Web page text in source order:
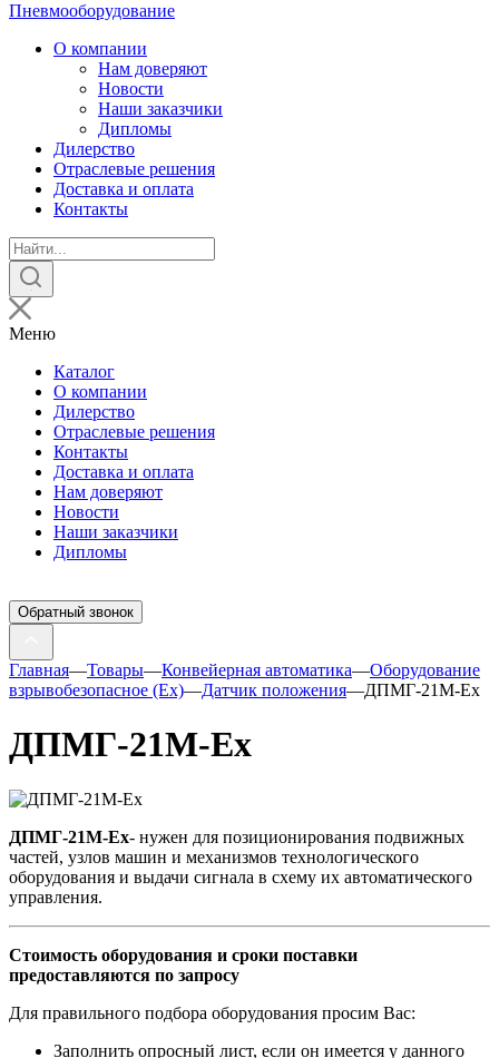
Пневмооборудование
О компании
Нам доверяют
Новости
Наши заказчики
Дипломы
Дилерство
Отраслевые решения
Доставка и оплата
Контакты
Поиск
товаров
Меню
Каталог
О компании
Дилерство
Отраслевые решения
Контакты
Доставка и оплата
Нам доверяют
Новости
Наши заказчики
Дипломы
Обратный звонок
Главная—Товары—Конвейерная автоматика—Оборудование
взрывобезопасное (Ex)—Датчик положения—ДПМГ-21M-Ех
ДПМГ-21M-Ех
ДПМГ-21M-Ех- нужен для позиционирования подвижных
частей, узлов машин и механизмов технологического
оборудования и выдачи сигнала в схему их автоматического
управления.
Стоимость оборудования и сроки поставки
предоставляются по запросу
Для правильного подбора оборудования просим Вас:
Заполнить опросный лист, если он имеется у данного